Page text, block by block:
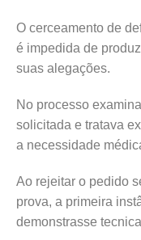
O cerceamento de
é impedida de
suas alegações.
No processo
solicitada e tratava
a necessidade
Ao rejeitar o pedido
prova, a primeira
demonstrasse